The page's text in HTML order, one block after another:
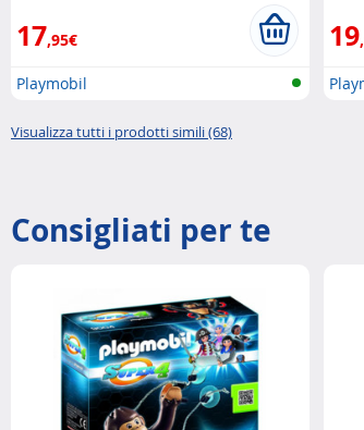
17,95€
Playmobil
19
Visualizza tutti i prodotti simili (68)
Consigliati per te